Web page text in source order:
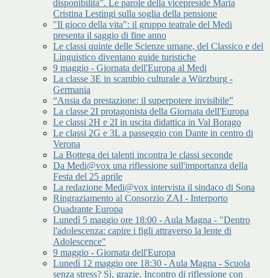
disponibilità”. Le parole della vicepreside Maria
Cristina Lestingi sulla soglia della pensione
"Il gioco della vita": il gruppo teatrale del Medi
presenta il saggio di fine anno
Le classi quinte delle Scienze umane, del Classico e del
Linguistico diventano guide turistiche
9 maggio - Giornata dell'Europa al Medi
La classe 3E in scambio culturale a Würzburg -
Germania
“Ansia da prestazione: il superpotere invisibile”
La classe 2I protagonista della Giornata dell'Europa
Le classi 2H e 2I in uscita didattica in Val Borago
Le classi 2G e 3L a passeggio con Dante in centro di
Verona
La Bottega dei talenti incontra le classi seconde
Da Medi@vox una riflessione sull'importanza della
Festa del 25 aprile
La redazione Medi@vox intervista il sindaco di Sona
Ringraziamento al Consorzio ZAI - Interporto
Quadrante Europa
Lunedì 5 maggio ore 18:00 - Aula Magna - "Dentro
l'adolescenza: capire i figli attraverso la lente di
Adolescence"
9 maggio - Giornata dell'Europa
Lunedì 12 maggio ore 18:30 - Aula Magna - Scuola
senza stress? Sì, grazie. Incontro di riflessione con